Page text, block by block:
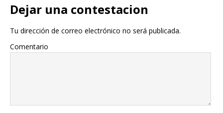
Dejar una contestacion
Tu dirección de correo electrónico no será publicada.
Comentario